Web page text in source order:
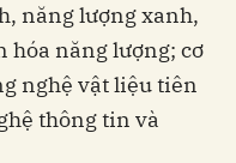
năng lượng xanh,
hóa năng lượng; cơ
nghệ vật liệu tiên
thông tin và